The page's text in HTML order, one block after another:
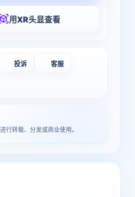
用XR头显查看
投诉 客服
行转载、分发或商业使用。